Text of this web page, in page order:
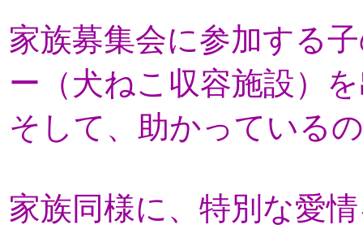
家族募集会に参加する
ー（犬ねこ収容施設）
そして、助かっている
家族同様に、特別な愛